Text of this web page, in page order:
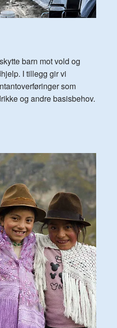
barn mot vold og
I tillegg gir vi
som
og andre basisbehov.